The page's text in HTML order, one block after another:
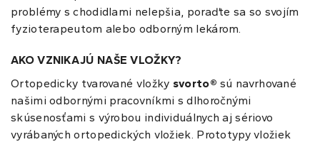
problémy s chodidlami nelepšia, poraďte sa so svojím
fyzioterapeutom alebo odborným lekárom.
AKO VZNIKAJÚ NAŠE VLOŽKY?
Ortopedicky tvarované vložky svorto® sú navrhované
našimi odbornými pracovníkmi s dlhoročnými
skúsenosťami s výrobou individuálnych aj sériovo
vyrábaných ortopedických vložiek. Prototypy vložiek